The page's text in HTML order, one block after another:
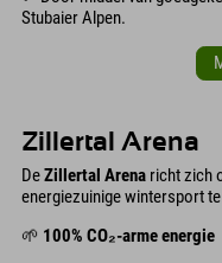
Stubaier Alpen.
Zillertal Arena
DeZillertal Arena richt zich
energiezuinige wintersport
🌱 100% CO₂-arme energie